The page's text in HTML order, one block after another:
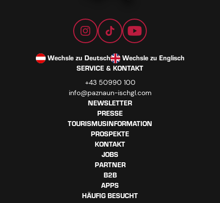
Wechsle zu Deutsch
Wechsle zu Englisch
SERVICE & KONTAKT
+43 50990 100
info@paznaun-ischgl.com
NEWSLETTER
PRESSE
TOURISMUSINFORMATION
PROSPEKTE
KONTAKT
JOBS
PARTNER
B2B
APPS
HÄUFIG BESUCHT